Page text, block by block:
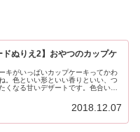
ドぬりえ2】おやつのカップケ
キがいっぱいカップケーキってかわ
。色といい形といい香りといい、つ
くなる甘いデザートです。色合いも
2018.12.07